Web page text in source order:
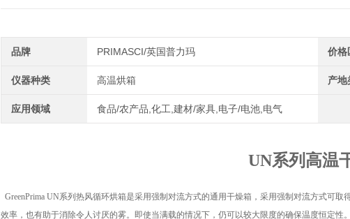
品牌 PRIMASCI/英国普力玛 价格
仪器种类 高温烘箱 产地
应用领域 食品/农产品,化工,建材/家具,电子/电池,电气
UN系列高温
GreenPrima UN系列热风循环烘箱是采用强制对流方式的通用干燥箱，采用强制对流方式可
效率，也有助于消除令人讨厌的雾。即使当满载的情况下，仍可以较大限度的确保温度恒定性